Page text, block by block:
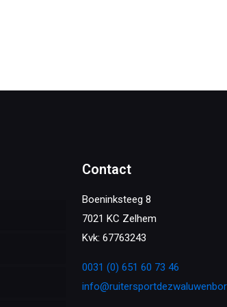
Contact
Boeninksteeg 8
7021 KC Zelhem
Kvk: 67763243
0031 (0) 651 60 73 46